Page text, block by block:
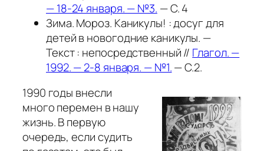
— 18-24 января. — №3. — С. 4
Зима. Мороз. Каникулы! : досуг для
детей в новогодние каникулы. —
Текст : непосредственный // Глагол. —
1992. — 2-8 января. — №1.— С.2.
1990 годы внесли
много перемен в нашу
жизнь. В первую
очередь, если судить